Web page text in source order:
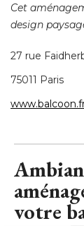
Cet
design
27 rue
75011 Paris
votre